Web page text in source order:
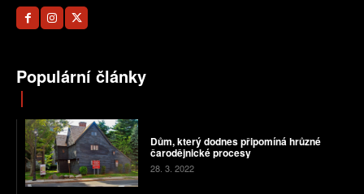
Populární články
Dům, který dodnes připomíná hrůzné
čarodějnické procesy
28. 3. 2022